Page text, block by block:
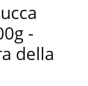
-
della